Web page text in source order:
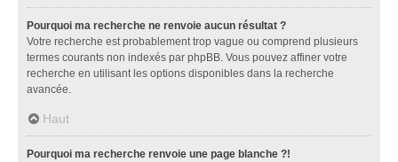
Pourquoi ma recherche ne renvoie aucun résultat ?
Votre recherche est probablement trop vague ou comprend plusieurs
termes courants non indexés par phpBB. Vous pouvez affiner votre
recherche en utilisant les options disponibles dans la recherche
avancée.
Haut
Pourquoi ma recherche renvoie une page blanche ?!